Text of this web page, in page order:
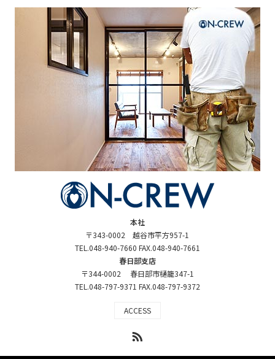
本社
〒343-0002 越谷市平方957-1
TEL.048-940-7660 FAX.048-940-7661
春日部支店
〒344-0002 春日部市樋籠347-1
TEL.048-797-9371 FAX.048-797-9372
ACCESS